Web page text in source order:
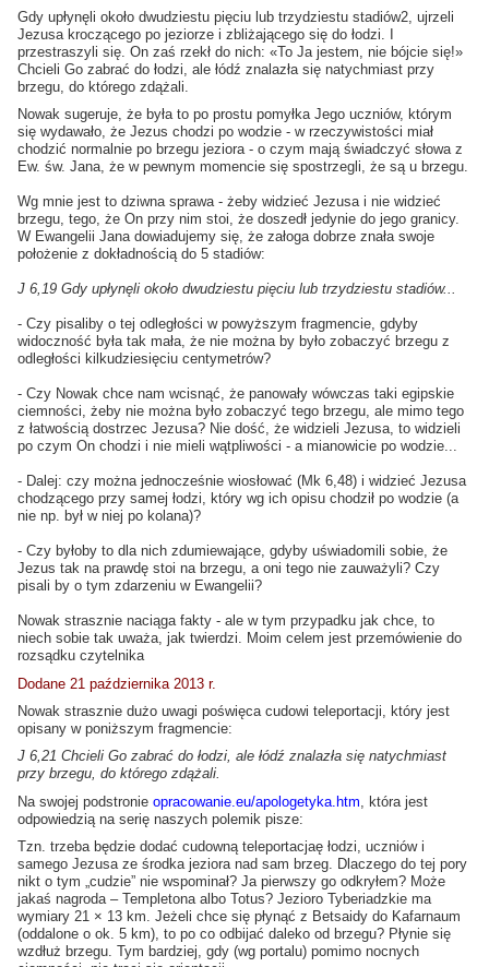
Gdy upłynęli około dwudziestu pięciu lub trzydziestu stadiów2, ujrzeli
Jezusa kroczącego po jeziorze i zbliżającego się do łodzi. I
przestraszyli się. On zaś rzekł do nich: «To Ja jestem, nie bójcie się!»
Chcieli Go zabrać do łodzi, ale łódź znalazła się natychmiast przy
brzegu, do którego zdążali.
Nowak sugeruje, że była to po prostu pomyłka Jego uczniów, którym
się wydawało, że Jezus chodzi po wodzie - w rzeczywistości miał
chodzić normalnie po brzegu jeziora - o czym mają świadczyć słowa z
Ew. św. Jana, że w pewnym momencie się spostrzegli, że są u brzegu.
Wg mnie jest to dziwna sprawa - żeby widzieć Jezusa i nie widzieć
brzegu, tego, że On przy nim stoi, że doszedł jedynie do jego granicy.
W Ewangelii Jana dowiadujemy się, że załoga dobrze znała swoje
położenie z dokładnością do 5 stadiów:
J 6,19 Gdy upłynęli około dwudziestu pięciu lub trzydziestu stadiów...
- Czy pisaliby o tej odległości w powyższym fragmencie, gdyby
widoczność była tak mała, że nie można by było zobaczyć brzegu z
odległości kilkudziesięciu centymetrów?
- Czy Nowak chce nam wcisnąć, że panowały wówczas taki egipskie
ciemności, żeby nie można było zobaczyć tego brzegu, ale mimo tego
z łatwością dostrzec Jezusa? Nie dość, że widzieli Jezusa, to widzieli
po czym On chodzi i nie mieli wątpliwości - a mianowicie po wodzie...
- Dalej: czy można jednocześnie wiosłować (Mk 6,48) i widzieć Jezusa
chodzącego przy samej łodzi, który wg ich opisu chodził po wodzie (a
nie np. był w niej po kolana)?
- Czy byłoby to dla nich zdumiewające, gdyby uświadomili sobie, że
Jezus tak na prawdę stoi na brzegu, a oni tego nie zauważyli? Czy
pisali by o tym zdarzeniu w Ewangelii?
Nowak strasznie naciąga fakty - ale w tym przypadku jak chce, to
niech sobie tak uważa, jak twierdzi. Moim celem jest przemówienie do
rozsądku czytelnika
Dodane 21 października 2013 r.
Nowak strasznie dużo uwagi poświęca cudowi teleportacji, który jest
opisany w poniższym fragmencie:
J 6,21 Chcieli Go zabrać do łodzi, ale łódź znalazła się natychmiast
przy brzegu, do którego zdążali.
Na swojej podstronieopracowanie.eu/apologetyka.htm , która jest
odpowiedzią na serię naszych polemik pisze:
Tzn. trzeba będzie dodać cudowną teleportacjaę łodzi, uczniów i
samego Jezusa ze środka jeziora nad sam brzeg. Dlaczego do tej pory
nikt o tym „cudzie” nie wspominał? Ja pierwszy go odkryłem? Może
jakaś nagroda – Templetona albo Totus? Jezioro Tyberiadzkie ma
wymiary 21 × 13 km. Jeżeli chce się płynąć z Betsaidy do Kafarnaum
(oddalone o ok. 5 km), to po co odbijać daleko od brzegu? Płynie się
wzdłuż brzegu. Tym bardziej, gdy (wg portalu) pomimo nocnych